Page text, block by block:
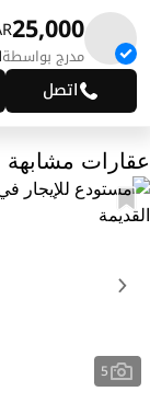
25,000
مدرج بواسطة
اتصل
عقارات مشابهة
5